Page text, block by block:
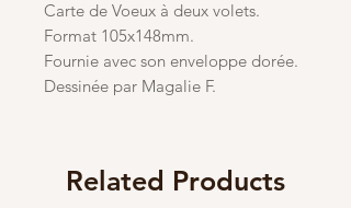
Carte de Voeux à deux volets.
Format 105x148mm.
Fournie avec son enveloppe dorée.
Dessinée par Magalie F.
Related Products